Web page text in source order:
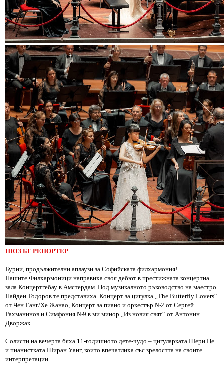
НЮЗ БГ РЕПОРТЕР
Бурни, продължителни аплаузи за Софийската филхармония!
Нашите Филхармоници направиха своя дебют в престижната концертна
зала Концертгебау в Амстердам. Под музикалното ръководство на маестро
Найден Тодоров те представиха Концерт за цигулка „The Butterfly Lovers“
от Чен Ганг/Хе Жанао, Концерт за пиано и оркестър №2 от Сергей
Рахманинов и Симфония №9 в ми минор „Из новия свят“ от Антонин
Дворжак.
Солисти на вечерта бяха 11-годишното дете-чудо – цигуларката Шери Це
и пианистката Ширан Уанг, които впечатлиха със зрелостта на своите
интерпретации.